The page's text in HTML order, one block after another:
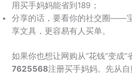
用买手妈妈能省到189；
分享的话，要看你的社交圈——
享文具，更容易有人买单。
如果你也想让网购从“花钱”变成
7625568​注册买手妈妈。先从